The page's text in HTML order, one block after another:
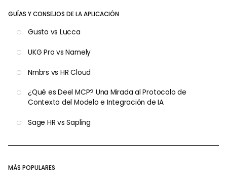
GUÍAS Y CONSEJOS DE LA APLICACIÓN
Gusto vs Lucca
UKG Pro vs Namely
Nmbrs vs HR Cloud
¿Qué es Deel MCP? Una Mirada al Protocolo de
Contexto del Modelo e Integración de IA
Sage HR vs Sapling
MÁS POPULARES